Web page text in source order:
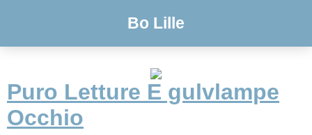
Bo Lille
Puro Letture E gulvlampe
Occhio